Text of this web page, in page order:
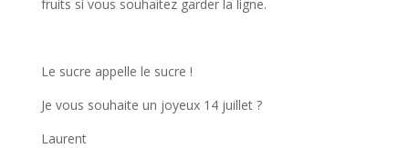
fruits si vous souhaitez garder la ligne.
Le sucre appelle le sucre !
Je vous souhaite un joyeux 14 juillet ?
Laurent